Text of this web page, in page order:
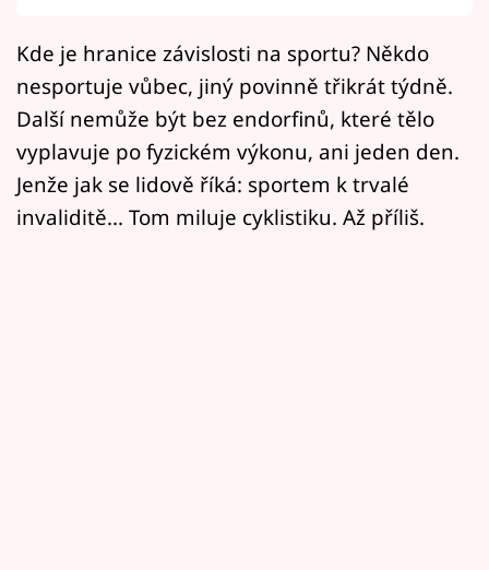
Mámy sobě
Přihlášení
Sledujte nás
Kde je hranice závislosti na sportu? Někdo
nesportuje vůbec, jiný povinně třikrát týdně.
Další nemůže být bez endorfinů, které tělo
vyplavuje po fyzickém výkonu, ani jeden den.
Jenže jak se lidově říká: sportem k trvalé
invaliditě... Tom miluje cyklistiku. Až příliš.